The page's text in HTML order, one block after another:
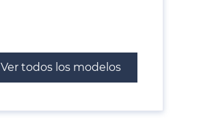
Ver todos los modelos